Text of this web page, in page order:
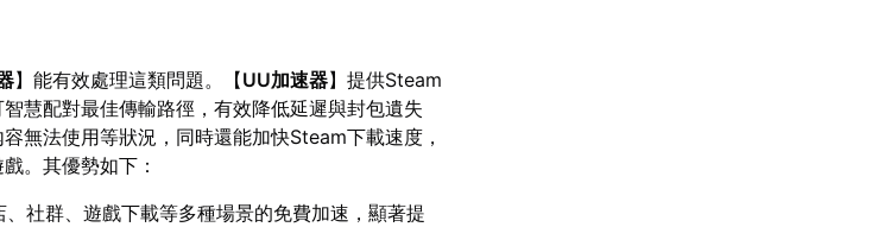
】能有效處理這類問題。【UU加速器】提供Steam
慧配對最佳傳輸路徑，有效降低延遲與封包遺失
無法使用等狀況，同時還能加快Steam下載速度，
。其優勢如下：
、社群、遊戲下載等多種場景的免費加速，顯著提